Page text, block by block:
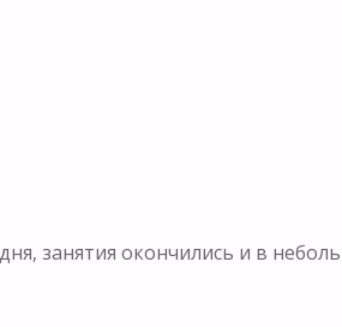
занятия окончились и в